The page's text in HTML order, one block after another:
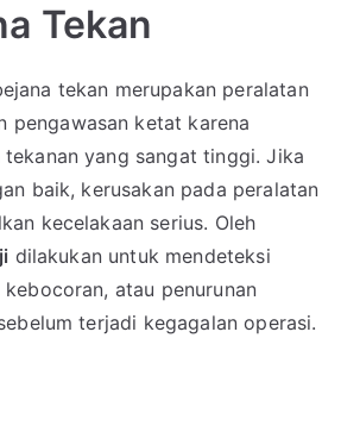
Tekan
tekan merupakan peralatan
pengawasan ketat karena
yang sangat tinggi. Jika
baik, kerusakan pada peralatan
kecelakaan serius. Oleh
dilakukan untuk mendeteksi
atau penurunan
terjadi kegagalan operasi.